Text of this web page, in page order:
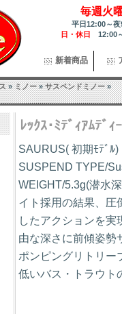
毎週火
平日12:00～
日・休日 12:00
新着商品
»ミノー»サスペンドミノー»
ﾚｯｸｽ･ﾐﾃﾞｨｱﾑﾃﾞ
SAURUS( 初期ﾓﾃﾞﾙ
SUSPEND TYPE/
WEIGHT/5.3g(潜水
イト採用の結果、圧
したアクションを実
由な深さに前傾姿勢
ポンピングリトリー
低いバス・トラウト